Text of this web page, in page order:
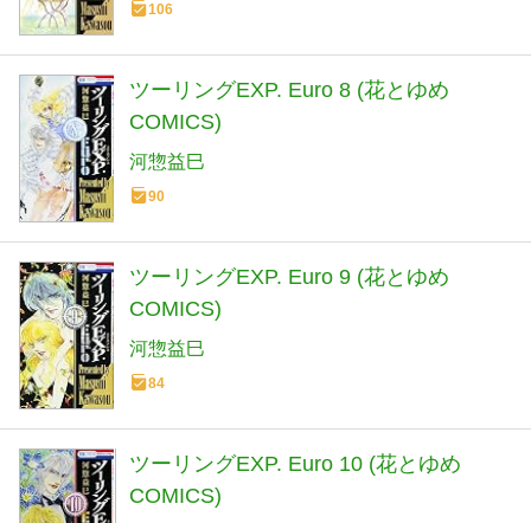
106
ツーリングEXP. Euro 8 (花とゆめ
COMICS)
河惣益巳
90
ツーリングEXP. Euro 9 (花とゆめ
COMICS)
河惣益巳
84
ツーリングEXP. Euro 10 (花とゆめ
COMICS)